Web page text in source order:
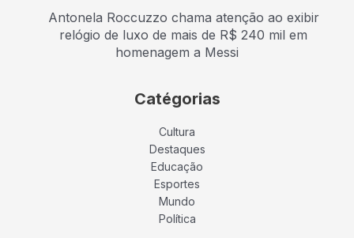
Antonela Roccuzzo chama atenção ao exibir
relógio de luxo de mais de R$ 240 mil em
homenagem a Messi
Catégorias
Cultura
Destaques
Educação
Esportes
Mundo
Política